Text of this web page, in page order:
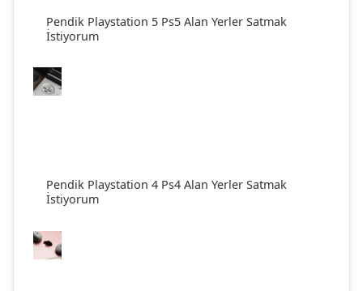
Pendik Playstation 5 Ps5 Alan Yerler Satmak
İstiyorum
Pendik Playstation 4 Ps4 Alan Yerler Satmak
İstiyorum